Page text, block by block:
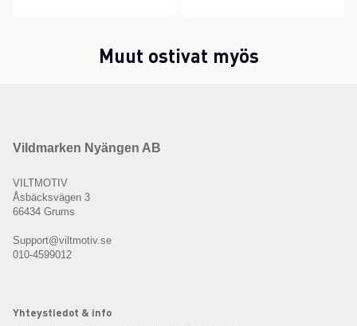
Muut ostivat myös
Vildmarken Nyängen AB
VILTMOTIV
Åsbäcksvägen 3
66434 Grums
Support@viltmotiv.se
010-4599012
Yhteystiedot & info